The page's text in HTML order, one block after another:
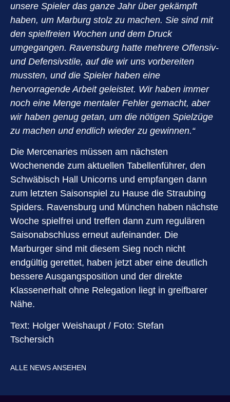
unsere Spieler das ganze Jahr über gekämpft
haben, um Marburg stolz zu machen. Sie sind mit
den spielfreien Wochen und dem Druck
umgegangen. Ravensburg hatte mehrere Offensiv-
und Defensivstile, auf die wir uns vorbereiten
mussten, und die Spieler haben eine
hervorragende Arbeit geleistet. Wir haben immer
noch eine Menge mentaler Fehler gemacht, aber
wir haben genug getan, um die nötigen Spielzüge
zu machen und endlich wieder zu gewinnen.“
Die Mercenaries müssen am nächsten
Wochenende zum aktuellen Tabellenführer, den
Schwäbisch Hall Unicorns und empfangen dann
zum letzten Saisonspiel zu Hause die Straubing
Spiders. Ravensburg und München haben nächste
Woche spielfrei und treffen dann zum regulären
Saisonabschluss erneut aufeinander. Die
Marburger sind mit diesem Sieg noch nicht
endgültig gerettet, haben jetzt aber eine deutlich
bessere Ausgangsposition und der direkte
Klassenerhalt ohne Relegation liegt in greifbarer
Nähe.
Text: Holger Weishaupt / Foto: Stefan
Tschersich
ALLE NEWS ANSEHEN